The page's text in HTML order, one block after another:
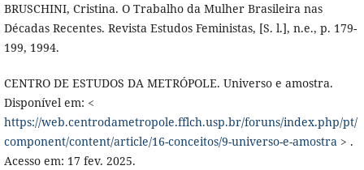
BRUSCHINI, Cristina. O Trabalho da Mulher Brasileira nas
Décadas Recentes. Revista Estudos Feministas, [S. l.], n.e., p. 179-
199, 1994.
CENTRO DE ESTUDOS DA METRÓPOLE. Universo e amostra.
Disponível em: <
https://web.centrodametropole.fflch.usp.br/foruns/index.php/pt/
component/content/article/16-conceitos/9-universo-e-amostra> .
Acesso em: 17 fev. 2025.